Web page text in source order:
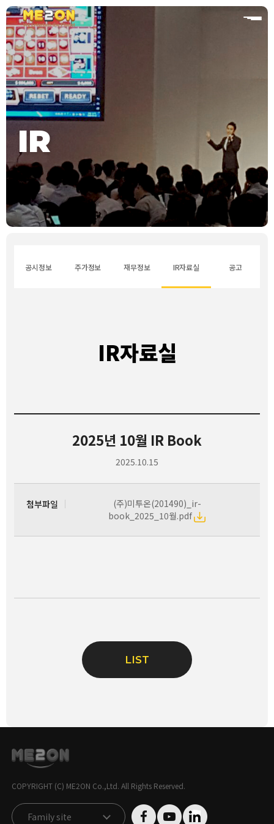
홈
IR
공시정보 주가정보 재무정보 IR자료실 공고
IR자료실
2025년 10월 IR Book
2025.10.15
첨부파일
(주)미투온(201490)_ir-
book_2025_10월.pdf
LIST
COPYRIGHT (C) ME2ON Co.,Ltd. All Rights Reserved.
Family site